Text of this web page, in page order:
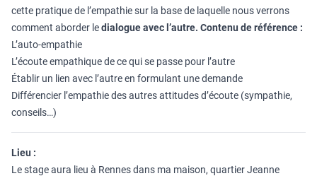
cette pratique de l’empathie sur la base de laquelle nous verrons
comment aborder ledialogue avec l’autre. Contenu de référence :
L’auto-empathie
L’écoute empathique de ce qui se passe pour l’autre
Établir un lien avec l’autre en formulant une demande
Différencier l’empathie des autres attitudes d’écoute (sympathie,
conseils…)
Lieu :
Le stage aura lieu à Rennes dans ma maison, quartier Jeanne